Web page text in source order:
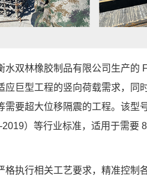
水双林橡胶制品有限公司生产的
应巨型工程的竖向荷载需求，同
需要超大位移隔震的工程。该型
）等行业标准，适用于需要
格执行相关工艺要求，精准控制